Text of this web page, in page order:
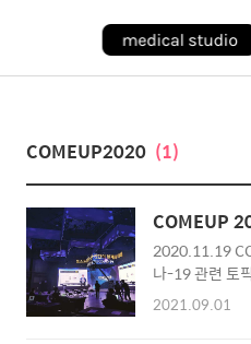
COMEUP2020 (1)
COMEUP
2020.11.19
나-19 관련 토
훌륭하신 분들
2021.09.01